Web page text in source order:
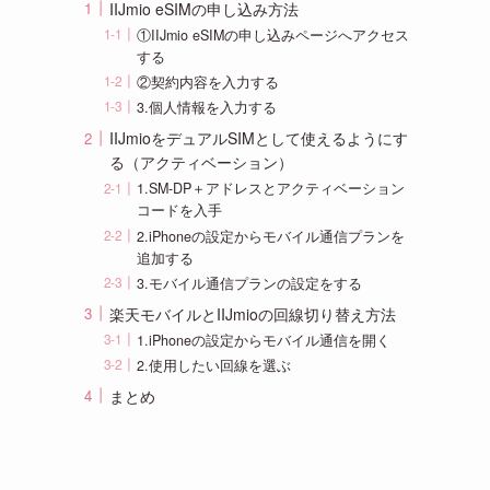
IIJmio eSIMの申し込み方法
①IIJmio eSIMの申し込みページへアクセス
する
②契約内容を入力する
3.個人情報を入力する
IIJmioをデュアルSIMとして使えるようにす
る（アクティベーション）
1.SM-DP＋アドレスとアクティベーション
コードを入手
2.iPhoneの設定からモバイル通信プランを
追加する
3.モバイル通信プランの設定をする
楽天モバイルとIIJmioの回線切り替え方法
1.iPhoneの設定からモバイル通信を開く
2.使用したい回線を選ぶ
まとめ